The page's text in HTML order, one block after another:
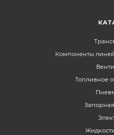
Компоненты
Топливное